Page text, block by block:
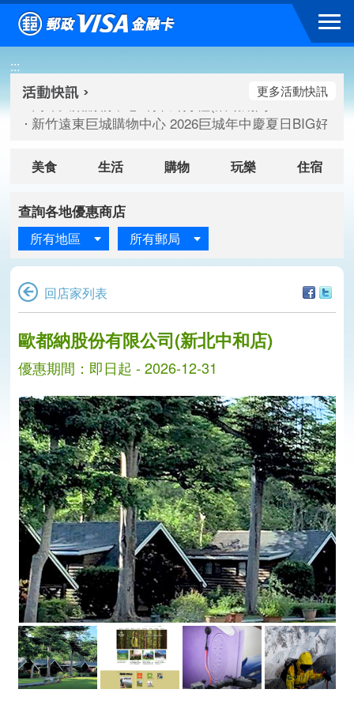
跳到主要內容區塊
:::
高雄大樂購物中心 刷卡郵好禮(活動期間：115/08/07-
臺北三創生活 有點東西第2波 刷卡郵好禮(活動期間：
高雄大樂購物中心 刷卡郵好禮(活動期間：115/08/07-
新竹遠東巨城購物中心 2026巨城年中慶夏日BIG好刷(
更多活動快訊
美食 生活 購物 玩樂 住宿
查詢各地優惠商店
所有地區 所有郵局
回店家列表
分分
歐都納股份有限公司(新北中和店)
優惠期間：即日起 - 2026-12-31